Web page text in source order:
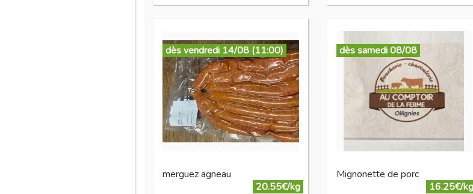
dès vendredi 14/08 (11:00)
merguez agneau
20.55€/kg
dès samedi 08/08
Mignonette de porc
16.25€/kg